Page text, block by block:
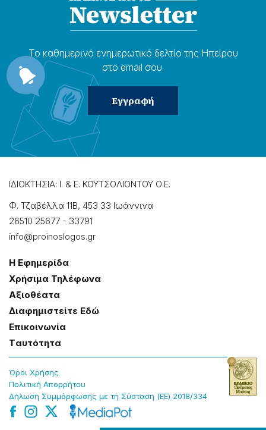
Το καθημερɩνό ενημερωτɩκό δελτίο της Ηπείρου
στο email σου.
ΙΔΙΟΚΤΗΣΙΑ: Ι. & Ε. ΚΟΥΤΣΟΛΙΟΝΤΟΥ Ο.Ε.
Φ. Τζαβέλλα 11Β, 453 33 Ιωάννɩνα
26510 25677 - 33791
info@proinoslogos.gr
Η Εφημερίδα
Χρήσɩμα Τηλέφωνα
Αξɩοθέατα
Δɩαφημɩστείτε Εδώ
Επɩκοɩνωνία
Tαυτότητα
Όροɩ Χρήσης
Πολɩτɩκή Απορρήτου
Δήλωση Συμμόρφωσης με τη Σύσταση (ΕΕ) 2018/334